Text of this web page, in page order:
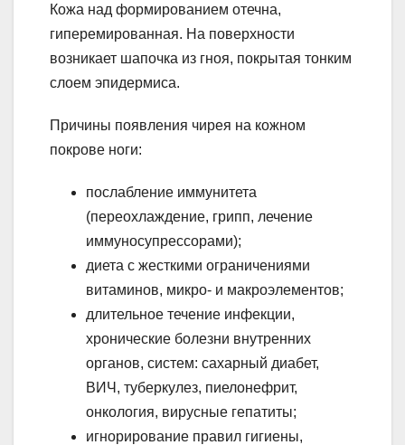
Кожа над формированием отечна,
гиперемированная. На поверхности
возникает шапочка из гноя, покрытая тонким
слоем эпидермиса.
Причины появления чирея на кожном
покрове ноги:
послабление иммунитета
(переохлаждение, грипп, лечение
иммуносупрессорами);
диета с жесткими ограничениями
витаминов, микро- и макроэлементов;
длительное течение инфекции,
хронические болезни внутренних
органов, систем: сахарный диабет,
ВИЧ, туберкулез, пиелонефрит,
онкология, вирусные гепатиты;
игнорирование правил гигиены,